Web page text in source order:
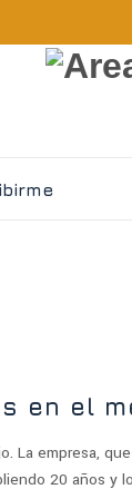
en el
La empresa,
20 años y